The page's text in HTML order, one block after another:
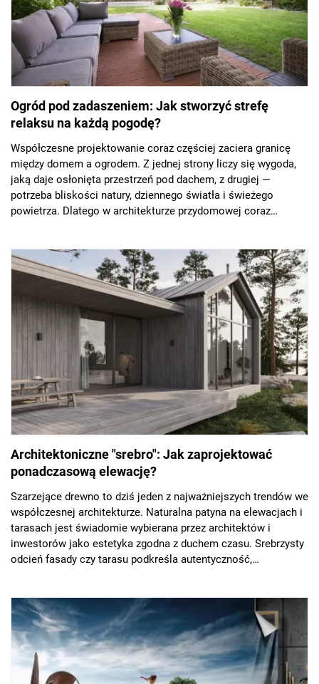
Ogród pod zadaszeniem: Jak stworzyć strefę
relaksu na każdą pogodę?
Współczesne projektowanie coraz częściej zaciera granicę
między domem a ogrodem. Z jednej strony liczy się wygoda,
jaką daje osłonięta przestrzeń pod dachem, z drugiej —
potrzeba bliskości natury, dziennego światła i świeżego
powietrza. Dlatego w architekturze przydomowej coraz
przez cały rok.
Architektoniczne "srebro": Jak zaprojektować
ponadczasową elewację?
Szarzejące drewno to dziś jeden z najważniejszych trendów we
współczesnej architekturze. Naturalna patyna na elewacjach i
tarasach jest świadomie wybierana przez architektów i
inwestorów jako estetyka zgodna z duchem czasu. Srebrzysty
odcień fasady czy tarasu podkreśla autentyczność,